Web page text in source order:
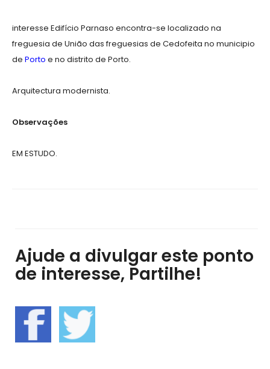
interesse Edifício Parnaso encontra-se localizado na
freguesia de União das freguesias de Cedofeita no municipio
de Porto e no distrito de Porto.
Arquitectura modernista.
Observações
EM ESTUDO.
Ajude a divulgar este ponto
de interesse, Partilhe!